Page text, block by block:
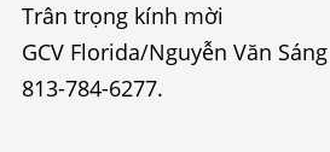
Trân trọng kính mời
GCV Florida/Nguyễn Văn Sáng
813-784-6277.